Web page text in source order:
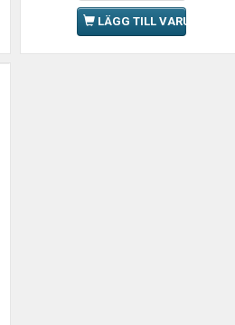
LÄGG TILL VARUKORGEN